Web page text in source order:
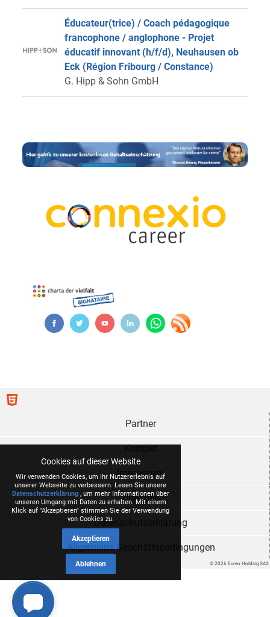
Éducateur(trice) / Coach pédagogique
francophone / anglophone - Projet
éducatif innovant (h/f/d), Neuhausen ob
Eck (Région Fribourg / Constance)
G. Hipp & Sohn GmbH
Cookies auf dieser Website
Wir verwenden Cookies, um Ihr Nutzererlebnis auf
unserer Webseite zu verbessern. Lesen Sie unsere
Datenschutzerklärung, um mehr Informationen über
unseren Umgang mit Daten zu erhalten. Mit einem
Klick auf "Akzeptieren" stimmen Sie der Verwendung
von Cookies zu.
Akzeptieren
Ablehnen © 2026 Eureo Holding SAS
Partner
Kontakt
Impressum
Über uns
Datenschutzerklärung
Allgemeine Geschäftsbedingungen